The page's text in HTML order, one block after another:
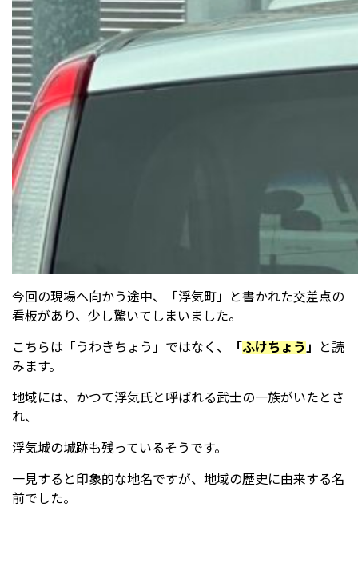
今回の現場へ向かう途中、「浮気町」と書かれた交差点の
看板があり、少し驚いてしまいました。
こちらは「うわきちょう」ではなく、 「 ふけちょう 」
と読
みます。
地域には、かつて浮気氏と呼ばれる武士の一族がいたとさ
れ、
浮気城の城跡も残っているそうです。
一見すると印象的な地名ですが、地域の歴史に由来する名
前でした。